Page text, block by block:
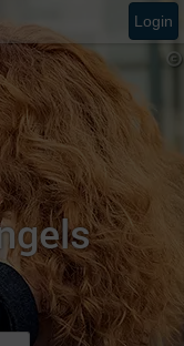
Login